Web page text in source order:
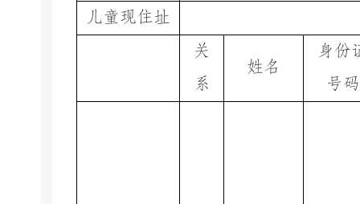
儿童现住址
关
系
姓名
身份
号码